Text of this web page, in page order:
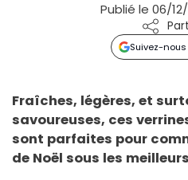
Publié le 06/
Suivez-
Fraîches, légères, et
savoureuses, ces
sont parfaites pour
de Noël sous les